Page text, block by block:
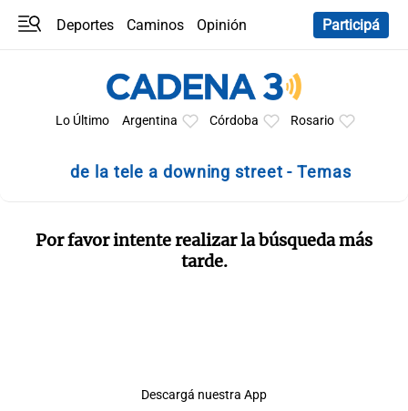
Deportes Caminos
Opinión
Participá
Lo Último Argentina Córdoba Rosario
de la tele a downing street - Temas
Por favor intente realizar la búsqueda más
tarde.
Descargá nuestra App